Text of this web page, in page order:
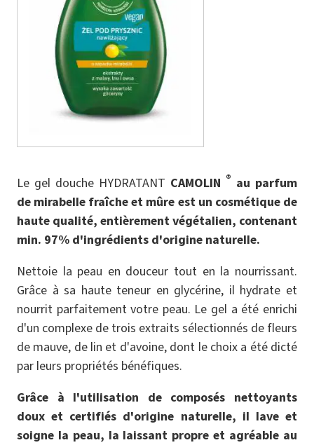
Le gel douche HYDRATANT CAMOLIN ® au parfum
de mirabelle fraîche et mûre est un cosmétique de
haute qualité, entièrement végétalien, contenant
min. 97% d'ingrédients d'origine naturelle.
Nettoie la peau en douceur tout en la nourrissant.
Grâce à sa haute teneur en glycérine, il hydrate et
nourrit parfaitement votre peau. Le gel a été enrichi
d'un complexe de trois extraits sélectionnés de fleurs
de mauve, de lin et d'avoine, dont le choix a été dicté
par leurs propriétés bénéfiques.
Grâce à l'utilisation de composés nettoyants
doux et certifiés d'origine naturelle, il lave et
soigne la peau, la laissant propre et agréable au